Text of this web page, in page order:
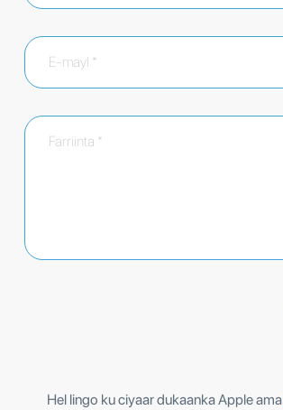
Hel lingo ku ciyaar dukaanka Apple ama